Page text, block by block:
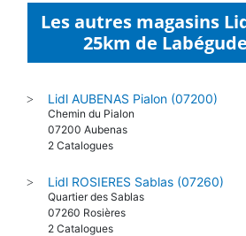
Les autres magasins
25km de
> Lidl AUBENAS Pialon (07200)
Chemin du Pialon
07200 Aubenas
2 Catalogues
> Lidl ROSIERES Sablas (07260)
Quartier des Sablas
07260 Rosières
2 Catalogues